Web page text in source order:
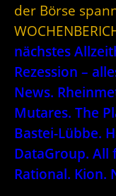
der Börse
nächstes
Rezession –
News.
Mutares. The
Bastei-Lübbe.
DataGroup. All
Rational. Kion.